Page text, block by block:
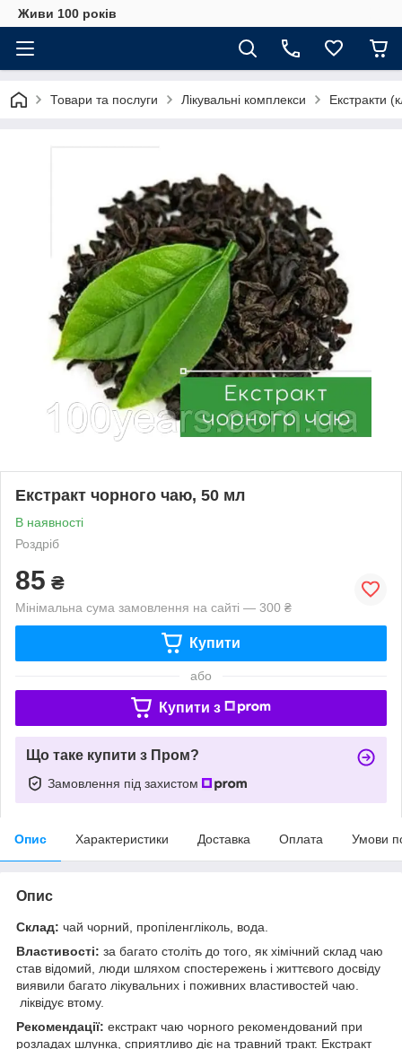
Живи 100 років
Товари та послуги Лікувальні комплекси Екстракти
Екстракт чорного чаю, 50 мл
В наявності
Роздріб
85 ₴
Мінімальна сума замовлення на сайті — 300 ₴
Купити
або
Купити з
Що таке купити з Пром?
Замовлення під захистом
Опис Характеристики Доставка Оплата Умови
Опис
Склад: чай чорний, пропіленгліколь, вода.
Властивості: за багато століть до того, як хімічний склад чаю
став відомий, люди шляхом спостережень і життєвого досвіду
виявили багато лікувальних і поживних властивостей чаю.
ліквідує втому.
Рекомендації: екстракт чаю чорного рекомендований при
розладах шлунка, сприятливо діє на травний тракт. Екстракт